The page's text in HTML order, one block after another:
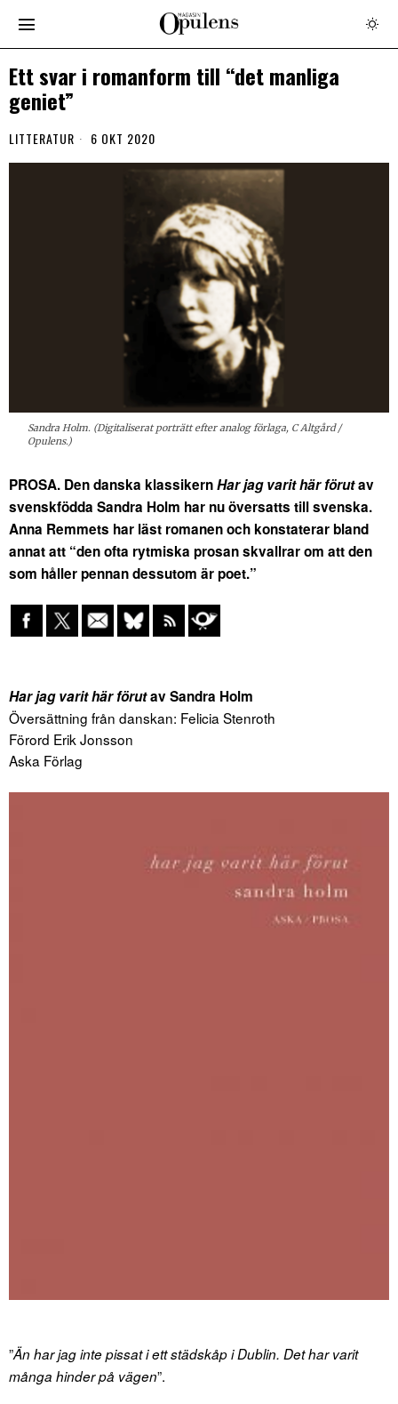
Ett svar i romanform till “det manliga
geniet”
LITTERATUR 6 OKT 2020
Sandra Holm. (Digitaliserat porträtt efter analog förlaga, C Altgård /
Opulens.)
PROSA. Den danska klassikernHar jag varit här förutav
svenskfödda Sandra Holm har nu översatts till svenska.
Anna Remmets har läst romanen och konstaterar bland
annat att “den ofta rytmiska prosan skvallrar om att den
som håller pennan dessutom är poet.”
Har jag varit här förutav Sandra Holm
Översättning från danskan: Felicia Stenroth
Förord Erik Jonsson
Aska Förlag
”Än har jag inte pissat i ett städskåp i Dublin. Det har varit
många hinder på vägen”.